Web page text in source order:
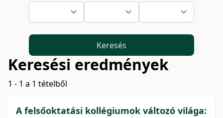
Keresés
Keresési eredmények
1 - 1 a 1 tételből
A felsőoktatási kollégiumok változó világa: